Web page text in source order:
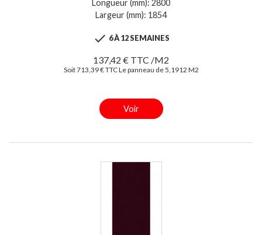
Longueur (mm): 2800
Largeur (mm): 1854
 6 À 12 SEMAINES
137,42 € TTC /M2
Soit 713,39 € TTC Le panneau de 5,1912 M2
Voir